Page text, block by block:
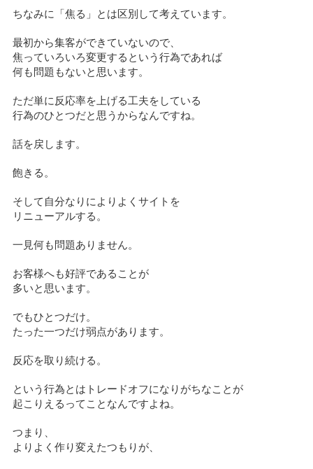
ちなみに「焦る」とは区別して考えています。
最初から集客ができていないので、
焦っていろいろ変更するという行為であれば
何も問題もないと思います。
ただ単に反応率を上げる工夫をしている
行為のひとつだと思うからなんですね。
話を戻します。
飽きる。
そして自分なりによりよくサイトを
リニューアルする。
一見何も問題ありません。
お客様へも好評であることが
多いと思います。
でもひとつだけ。
たった一つだけ弱点があります。
反応を取り続ける。
という行為とはトレードオフになりがちなことが
起こりえるってことなんですよね。
つまり、
よりよく作り変えたつもりが、